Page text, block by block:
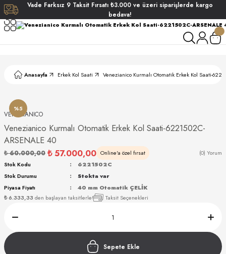
Vade Farksız 9 Taksit Fırsatı ₺3.000 ve üzeri siparişlerde kargo
bedava!
Anasayfa Erkek Kol Saati Venezianico Kurmalı Otomatik Erkek Kol Saati-
%5
VENEZIANICO
Venezianico Kurmalı Otomatik Erkek Kol Saati-6221502C-
ARSENALE 40
₺ 60.000,00 ₺ 57.000,00 Online'a özel fırsat (0) Yorum
₺ 6.333,33 den başlayan taksitlerle! Taksit Seçenekleri
Stok Kodu
6221502C
Stok Durumu
Stokta var
Piyasa Fiyatı
40 mm Otomatik ÇELİK
Sepete Ekle